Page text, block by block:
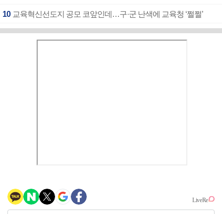
10 교육혁신선도지 공모 코앞인데…구·군 난색에 교육청 ‘쩔쩔’